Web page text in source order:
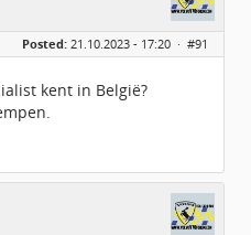
Posted: 21.10.2023 - 17:20 · #91
kent in België?